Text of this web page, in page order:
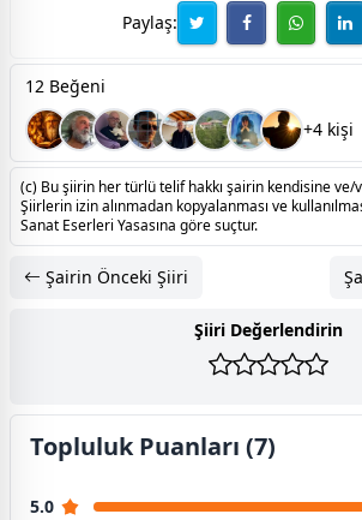
Paylaş:
12 Beğeni
+4 kişi
(c) Bu şiirin her türlü telif hakkı şairin kendisine
Şiirlerin izin alınmadan kopyalanması ve
Sanat Eserleri Yasasına göre suçtur.
Şairin Önceki Şiiri
Şiiri Değerlendirin
Topluluk Puanları (7)
5.0